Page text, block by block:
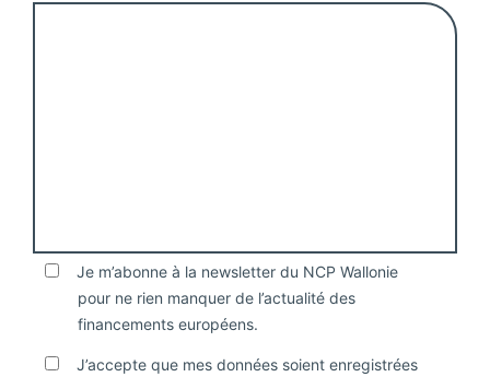
Je m’abonne à la newsletter du NCP Wallonie
pour ne rien manquer de l’actualité des
financements européens.
J’accepte que mes données soient enregistrées